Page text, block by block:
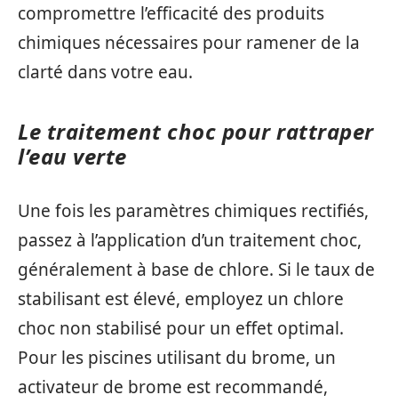
compromettre l’efficacité des produits
chimiques nécessaires pour ramener de la
clarté dans votre eau.
Le traitement choc pour rattraper
l’eau verte
Une fois les paramètres chimiques rectifiés,
passez à l’application d’un traitement choc,
généralement à base de chlore. Si le taux de
stabilisant est élevé, employez un chlore
choc non stabilisé pour un effet optimal.
Pour les piscines utilisant du brome, un
activateur de brome est recommandé,